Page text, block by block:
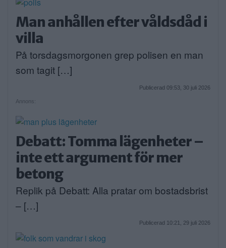
Man anhållen efter våldsdåd i
villa
På torsdagsmorgonen grep polisen en man
som tagit […]
Publicerad 09:53, 30 juli 2026
Annons:
Debatt: Tomma lägenheter –
inte ett argument för mer
betong
Replik på Debatt: Alla pratar om bostadsbrist
– […]
Publicerad 10:21, 29 juli 2026